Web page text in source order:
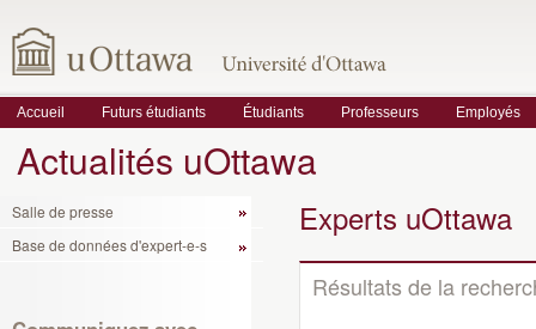
Accueil Futurs étudiants Étudiants Professeurs Employés
Actualités uOttawa
Salle de presse
Base de données d'expert-e-s
Experts uOttawa
Résultats de la